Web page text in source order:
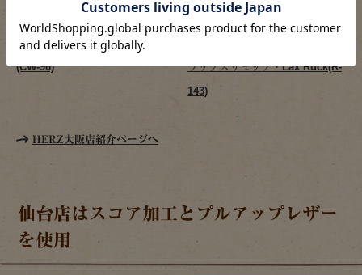
多機能2wayショルダーバッグ
(CW-96)
ト部分はアンバーの革を使ってい
ラックスリュック・Lax Ruck(R-
143)
HERZ大阪店紹介ページへ
仙台店はスコア加工とプルアップレザー
を使用